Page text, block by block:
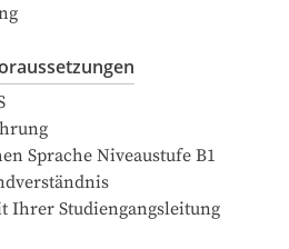
Sprache Niveaustufe B1
Ihrer Studiengangsleitung